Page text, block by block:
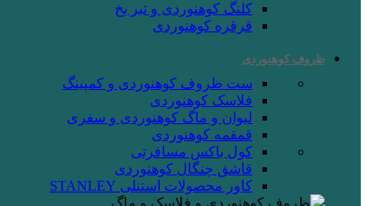
کلنگ کوهنوردی و تبر یخ
قرقره کوهنوردی
ظروف کوهنوردی
ست ظروف کوهنوردی و کمپینگ
فلاسک کوهنوردی
لیوان و ماگ کوهنوردی و سفری
قمقمه کوهنوردی
کول باکس مسافرتی
قاشق چنگال کوهنوردی
کاور محصولات استنلی STANLEY